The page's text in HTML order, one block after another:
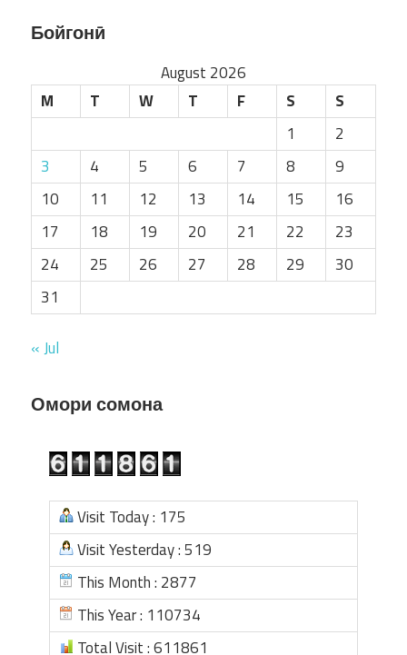
Бойгонӣ
August 2026
M
T W T F S
S
1
2
3
4 5 6 7 8
9
10
11 12 13 14 15
16
17
18 19 20 21 22
23
24
25 26 27 28 29
30
31
« Jul
Омори сомона
Visit Today : 175
Visit Yesterday : 519
This Month : 2877
This Year : 110734
Total Visit : 611861